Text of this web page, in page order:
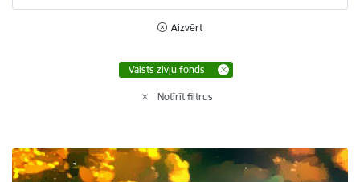
Aizvērt
Valsts zivju fonds
Notīrīt filtrus